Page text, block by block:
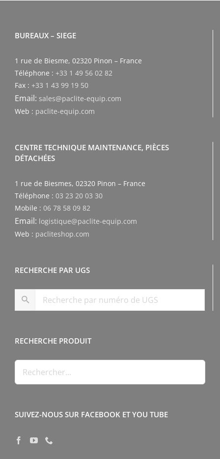
BUREAUX – SIEGE
1 rue de Biesme, 02320 Pinon – France
Téléphone : +33 1 49 56 02 82
Fax : +33 1 43 99 19 50
Email: sales@paclite-equip.com
Web : paclite-equip.com
CENTRE TECHNIQUE MAINTENANCE, PIÈCES
DÉTACHÉES
1 rue de Biesmes, 02320 Pinon – France
Téléphone : 03 23 20 03 30
Mobile : 06 78 58 09 82
Email: logistique@paclite-equip.com
Web : pacliteshop.com
RECHERCHE PAR UGS
RECHERCHE PRODUIT
SUIVEZ-NOUS SUR FACEBOOK ET YOU TUBE